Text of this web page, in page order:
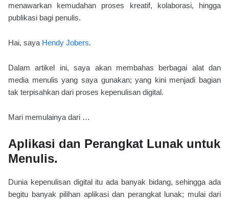
menawarkan kemudahan proses kreatif, kolaborasi, hingga
publikasi bagi penulis.
Hai, saya Hendy Jobers.
Dalam artikel ini, saya akan membahas berbagai alat dan
media menulis yang saya gunakan; yang kini menjadi bagian
tak terpisahkan dari proses kepenulisan digital.
Mari memulainya dari …
Aplikasi dan Perangkat Lunak untuk
Menulis.
Dunia kepenulisan digital itu ada banyak bidang, sehingga ada
begitu banyak pilihan aplikasi dan perangkat lunak; mulai dari